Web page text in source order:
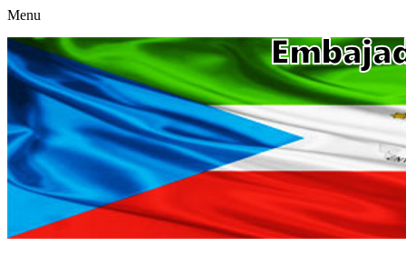
Menu